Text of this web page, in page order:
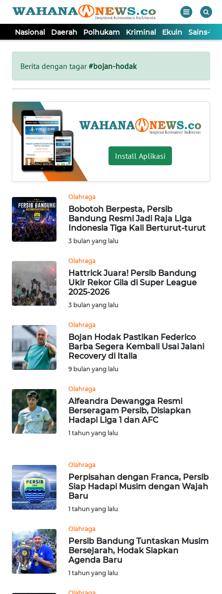
Nasional Daerah Polhukam Kriminal Ekuin Sains-
Berita dengan tagar#bojan-hodak
Install Aplikasi
Olahraga
Bobotoh Berpesta, Persib
Bandung Resmi Jadi Raja Liga
Indonesia Tiga Kali Berturut-turut
3 bulan yang lalu
Olahraga
Hattrick Juara! Persib Bandung
Ukir Rekor Gila di Super League
2025-2026
3 bulan yang lalu
Olahraga
Bojan Hodak Pastikan Federico
Barba Segera Kembali Usai Jalani
Recovery di Italia
9 bulan yang lalu
Olahraga
Alfeandra Dewangga Resmi
Berseragam Persib, Disiapkan
Hadapi Liga 1 dan AFC
1 tahun yang lalu
Olahraga
Perpisahan dengan Franca, Persib
Siap Hadapi Musim dengan Wajah
Baru
1 tahun yang lalu
Olahraga
Persib Bandung Tuntaskan Musim
Bersejarah, Hodak Siapkan
Agenda Baru
1 tahun yang lalu
Tutup
NASIONAL
DAERAH
POLHUKAM
KRIMINAL
EKUIN
SAINS-TEKNO
INTERNASIONAL
PENDIDIKAN
OLAHRAGA
OPINI
EDITORIAL
INDEKS
BERITA
KONTAK
INFO
IKLAN